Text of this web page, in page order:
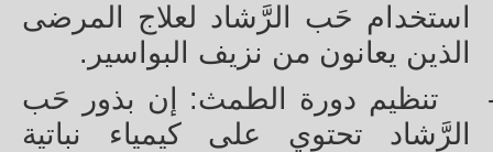
استخدام حَب الرَّشاد لعلاج المرضى
الذين يعانون من نزيف البواسير.
تنظيم دورة الطمث: إن بذور حَب
الرَّشاد تحتوي على كيمياء نباتية